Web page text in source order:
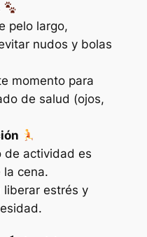
pelo largo,
nudos y bolas
momento para
de salud (ojos,
de actividad es
la cena.
liberar estrés y